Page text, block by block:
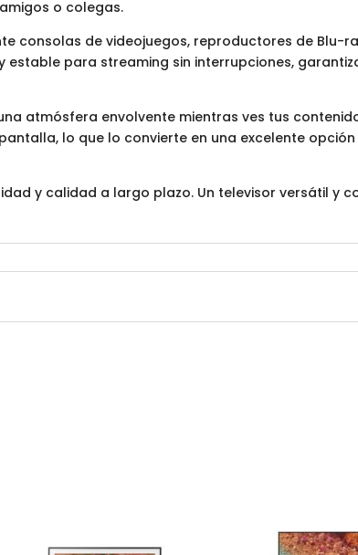
o colegas.
consolas de videojuegos, reproductores de Blu-
estable para streaming sin interrupciones,
atmósfera envolvente mientras ves tus
lo que lo convierte en una excelente
y calidad a largo plazo. Un televisor versátil y